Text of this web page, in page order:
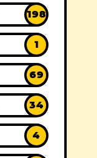
198
1
69
34
4